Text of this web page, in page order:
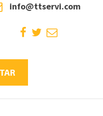
info@ttservi.com